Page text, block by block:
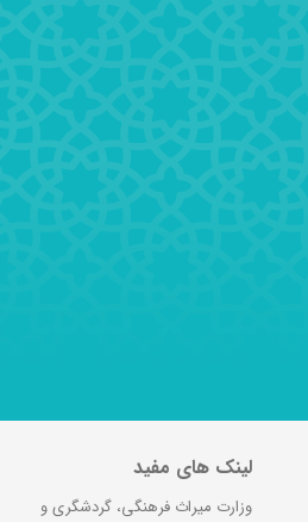
لینک های مفید
وزارت میراث فرهنگی، گردشگری و